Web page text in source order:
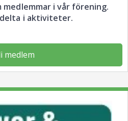
medlemmar i vår förening.
delta i aktiviteter.
medlem